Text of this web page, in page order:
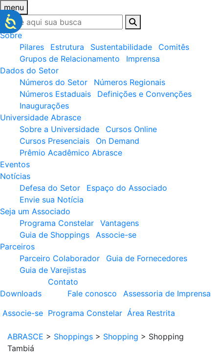
menu
Sobre
Pilares
Estrutura Sustentabilidade
Comitês
Grupos de Relacionamento
Imprensa
Dados do Setor
Números do Setor
Números Regionais
Números Estaduais
Definições e Convenções
Inaugurações
Universidade Abrasce
Sobre a Universidade
Cursos Online
Cursos Presenciais
On Demand
Prêmio Acadêmico Abrasce
Eventos
Notícias
Defesa do Setor
Espaço do Associado
Envie sua Notícia
Seja um Associado
Programa Constelar
Vantagens
Guia de Shoppings
Associe-se
Parceiros
Parceiro Colaborador
Guia de Fornecedores
Guia de Varejistas
Downloads
Contato
Fale conosco
Assessoria de Imprensa
Associe-se Programa Constelar Área Restrita
ABRASCE > Shoppings > Shopping > Shopping
Tambiá